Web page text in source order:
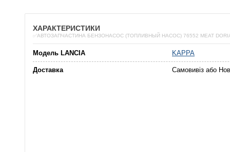
ХАРАКТЕРИСТИКИ
✅АВТОЗАПЧАСТИНА БЕНЗОНАСОС (ТОПЛИВНЫЙ НАСОС) 76552 MEAT
Модель LANCIA KAPPA
Доставка Самовивіз або